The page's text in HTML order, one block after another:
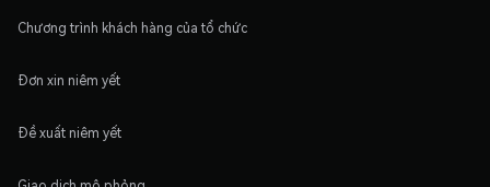
Chương trình khách hàng của tổ chức
Đơn xin niêm yết
Đề xuất niêm yết